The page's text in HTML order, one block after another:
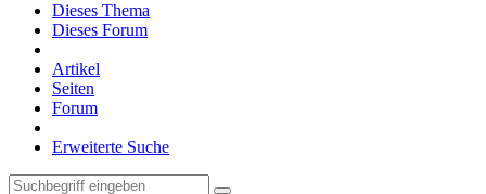
Dieses Thema
Dieses Forum
Artikel
Seiten
Forum
Erweiterte Suche